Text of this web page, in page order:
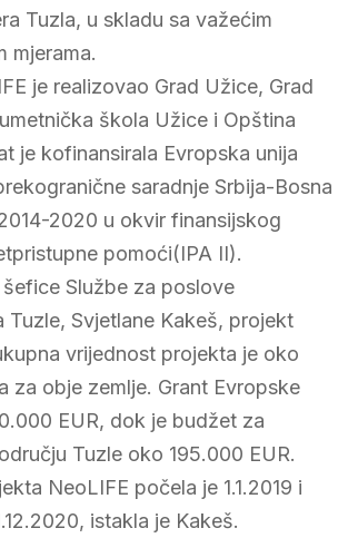
Tuzla, u skladu sa važećim
mjerama.
je realizovao Grad Užice, Grad
škola Užice i Opština
je kofinansirala Evropska unija
saradnje Srbija-Bosna
2020 u okvir finansijskog
pomoći(IPA II).
šefice Službe za poslove
Tuzle, Svjetlane Kakeš, projekt
vrijednost projekta je oko
za obje zemlje. Grant Evropske
EUR, dok je budžet za
Tuzle oko 195.000 EUR.
NeoLIFE počela je 1.1.2019 i
istakla je Kakeš.